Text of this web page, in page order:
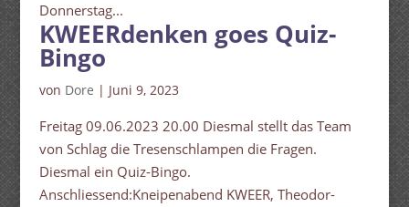
Donnerstag...
KWEERdenken goes Quiz-
Bingo
von Dore | Juni 9, 2023
Freitag 09.06.2023 20.00 Diesmal stellt das Team
von Schlag die Tresenschlampen die Fragen.
Diesmal ein Quiz-Bingo.
Anschliessend:Kneipenabend KWEER, Theodor-